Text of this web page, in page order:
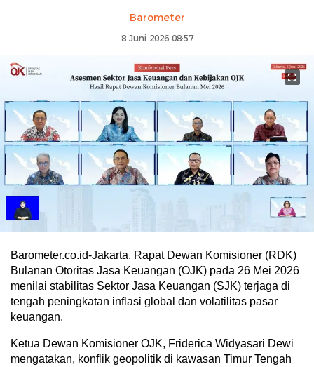
Barometer
8 Juni 2026 08:57
Barometer.co.id-Jakarta. Rapat Dewan Komisioner (RDK)
Bulanan Otoritas Jasa Keuangan (OJK) pada 26 Mei 2026
menilai stabilitas Sektor Jasa Keuangan (SJK) terjaga di
tengah peningkatan inflasi global dan volatilitas pasar
keuangan.
Ketua Dewan Komisioner OJK, Friderica Widyasari Dewi
mengatakan, konflik geopolitik di kawasan Timur Tengah